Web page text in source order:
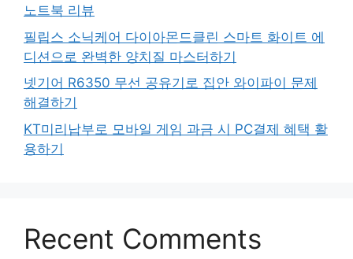
노트북 리뷰
필립스 소닉케어 다이아몬드클린 스마트 화이트 에
디션으로 완벽한 양치질 마스터하기
넷기어 R6350 무선 공유기로 집안 와이파이 문제
해결하기
KT미리납부로 모바일 게임 과금 시 PC결제 혜택 활
용하기
Recent Comments